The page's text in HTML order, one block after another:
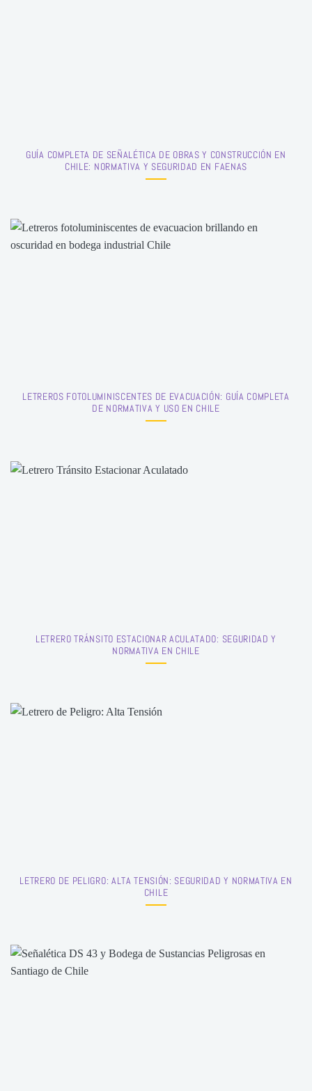
GUÍA COMPLETA DE SEÑALÉTICA DE OBRAS Y CONSTRUCCIÓN EN
CHILE: NORMATIVA Y SEGURIDAD EN FAENAS
LETREROS FOTOLUMINISCENTES DE EVACUACIÓN: GUÍA COMPLETA
DE NORMATIVA Y USO EN CHILE
LETRERO TRÁNSITO ESTACIONAR ACULATADO: SEGURIDAD Y
NORMATIVA EN CHILE
LETRERO DE PELIGRO: ALTA TENSIÓN: SEGURIDAD Y NORMATIVA EN
CHILE